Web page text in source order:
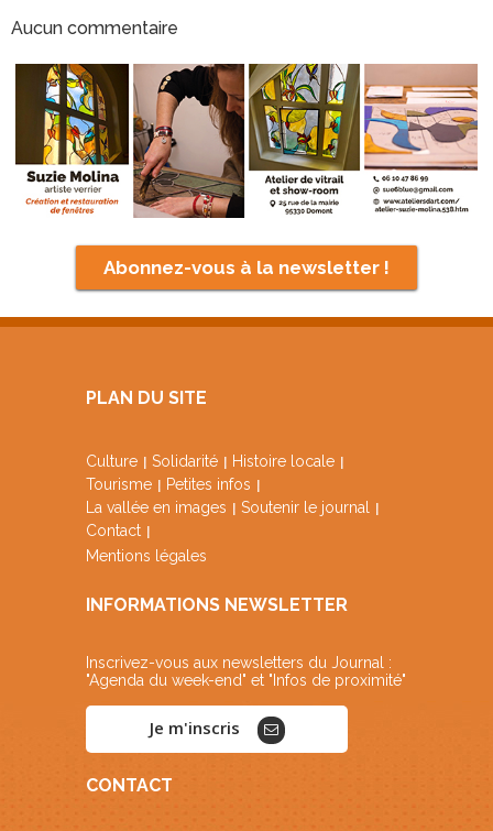
Aucun commentaire
Abonnez-vous à la newsletter !
PLAN DU SITE
Culture Solidarité
Histoire locale
Tourisme
Petites infos
La vallée en images
Soutenir le journal
Contact
Mentions légales
INFORMATIONS NEWSLETTER
Inscrivez-vous aux newsletters du Journal :
"Agenda du week-end" et "Infos de proximité"
Je m'inscris
CONTACT